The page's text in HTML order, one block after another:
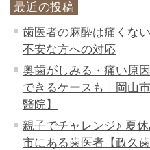
最近の投稿
歯医者の麻酔は痛くな
不安な方への対応
奥歯がしみる・痛い原
できるケースも｜岡山
醫院】
親子でチャレンジ♪ 夏
市にある歯医者【政久歯